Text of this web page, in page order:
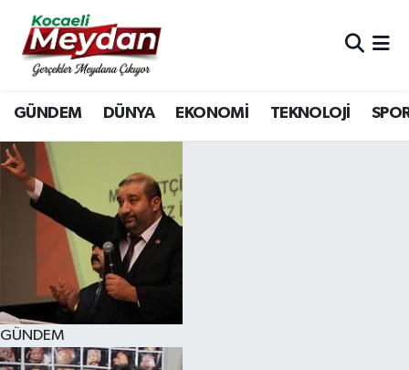
GÜNDEM DÜNYA EKONOMİ TEKNOLOJİ
GÜNDEM
Nöbetçi Eczaneler
Hava Durumu
Trafik Durumu
Süper Lig Puan Durumu ve Fikstür
Tüm Manşetler
Son Dakika Haberleri
Haber Arşivi